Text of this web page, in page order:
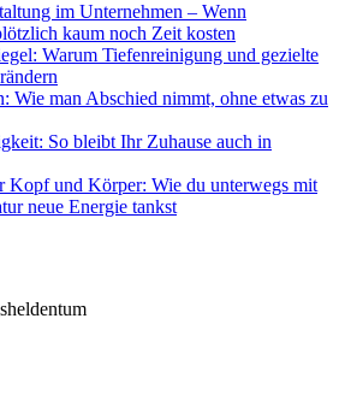
im Unternehmen – Wenn
kaum noch Zeit kosten
Warum Tiefenreinigung und gezielte
Wie man Abschied nimmt, ohne etwas zu
So bleibt Ihr Zuhause auch in
Kopf und Körper: Wie du unterwegs mit
neue Energie tankst